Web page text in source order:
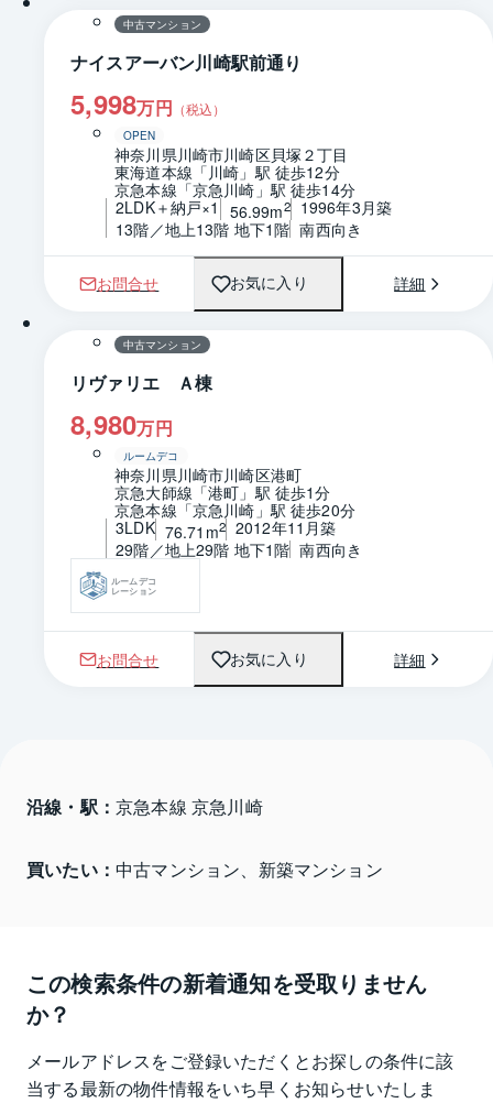
中古マンション
ナイスアーバン川崎駅前通り
5,998万円 （税込）
OPEN
神奈川県川崎市川崎区貝塚２丁目
東海道本線「川崎」駅 徒歩12分
京急本線「京急川崎」駅 徒歩14分
2LDK＋納戸×1
56.99m2
1996年3月築
13階／地上13階 地下1階 南西向き
お問合せ お気に入り 詳細
1 / 0 間取り
中古マンション
リヴァリエ Ａ棟
8,980万円
ルームデコ
神奈川県川崎市川崎区港町
京急大師線「港町」駅 徒歩1分
京急本線「京急川崎」駅 徒歩20分
3LDK 76.71m2 2012年11月築
29階／地上29階 地下1階 南西向き
ルームデコ
レーション
お問合せ お気に入り 詳細
沿線・駅： 京急本線 京急川崎
買いたい： 中古マンション、新築マンション
この検索条件の新着通知を受取りません
か？
メールアドレスをご登録いただくとお探しの条件に該
当する最新の物件情報をいち早くお知らせいたしま